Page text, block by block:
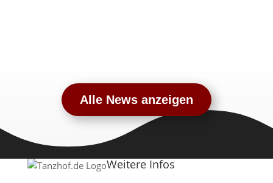
Alle News anzeigen
Weitere Infos